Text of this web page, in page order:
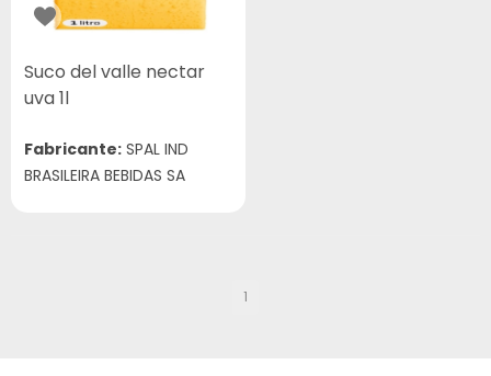
Suco del valle nectar
uva 1l
Fabricante: SPAL IND
BRASILEIRA BEBIDAS SA
1